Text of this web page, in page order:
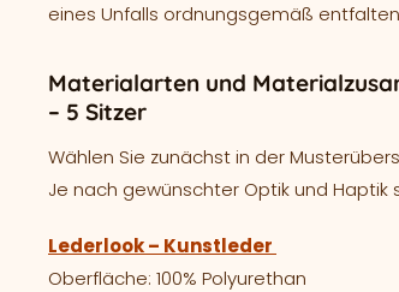
eines Unfalls ordnungsgemäß
Materialarten und
– 5 Sitzer
Wählen Sie zunächst in der
Je nach gewünschter Optik und
Lederlook – Kunstleder
Oberfläche: 100% Polyurethan